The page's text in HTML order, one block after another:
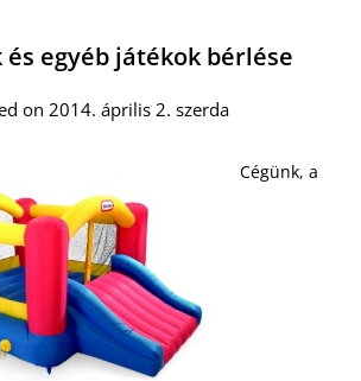
és egyéb játékok bérlése
on 2014. április 2. szerda
Cégünk, a